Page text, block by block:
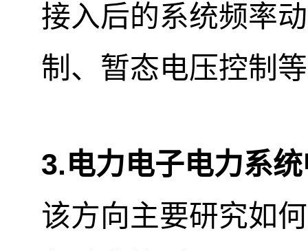
接入后的系统频率
制、暂态电压控制
3.电力电子电力系
该方向主要研究如